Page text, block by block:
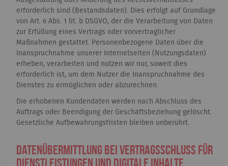
erforderlich sind (Bestandsdaten). Dies erfolgt auf Grundlage
von Art. 6 Abs. 1 lit. b DSGVO, der die Verarbeitung von Daten
zur Erfüllung eines Vertrags oder vorvertraglicher
Maßnahmen gestattet. Personenbezogene Daten über die
Inanspruchnahme unserer Internetseiten (Nutzungsdaten)
erheben, verarbeiten und nutzen wir nur, soweit dies
erforderlich ist, um dem Nutzer die Inanspruchnahme des
Dienstes zu ermöglichen oder abzurechnen.
Die erhobenen Kundendaten werden nach Abschluss des
Auftrags oder Beendigung der Geschäftsbeziehung gelöscht.
Gesetzliche Aufbewahrungsfristen bleiben unberührt.
Datenübermittlung bei Vertragsschluss für
Dienstleistungen und digitale Inhalte